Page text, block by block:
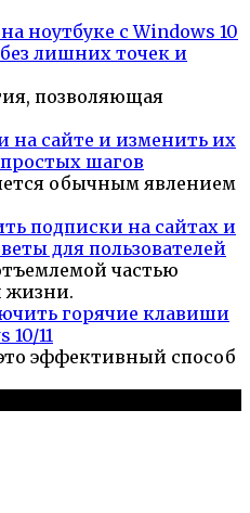
ноутбуке с Windows 10
лишних точек и
позволяющая
на сайте и изменить их
шагов
обычным явлением
подписки на сайтах и
для пользователей
частью
жизни.
горячие клавиши
11
эффективный способ